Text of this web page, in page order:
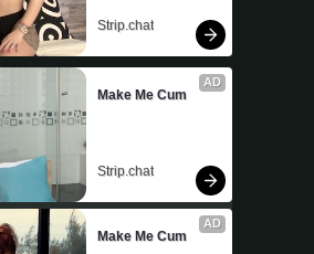
Strip.chat
AD
Make Me Cum
Strip.chat
AD
Make Me Cum